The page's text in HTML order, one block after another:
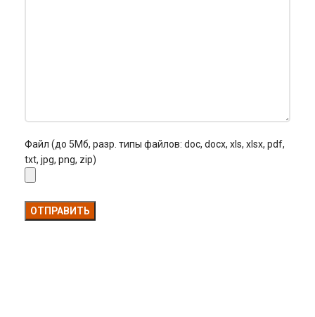
Файл (до 5Мб, разр. типы файлов: doc, docx, xls, xlsx, pdf,
txt, jpg, png, zip)